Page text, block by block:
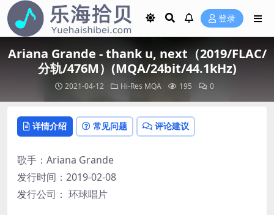
登录
Ariana Grande - thank u, next（2019/FLAC/
分轨/476M）(MQA/24bit/44.1kHz)
2021-04-12 Hi-Res MQA 195 0
详情介绍 常见问题 评论建议
歌手：Ariana Grande
发行时间：2019-02-08
发行公司： 环球唱片